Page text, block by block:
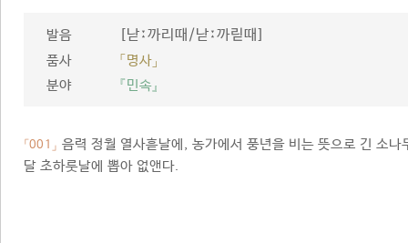
발음 [낟ː까리때/낟ː까릳때]
품사
「명사」
분야
『민속』
「001」 음력 정월 열사흗날에, 농가에서 풍년을 비는 뜻으로 긴 소
달 초하룻날에 뽑아 없앤다.